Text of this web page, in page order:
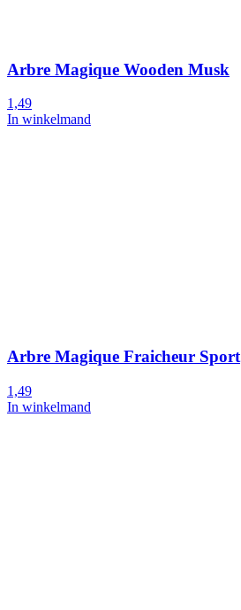
Arbre Magique Wooden Musk
1,49
In winkelmand
Arbre Magique Fraicheur Sport
1,49
In winkelmand